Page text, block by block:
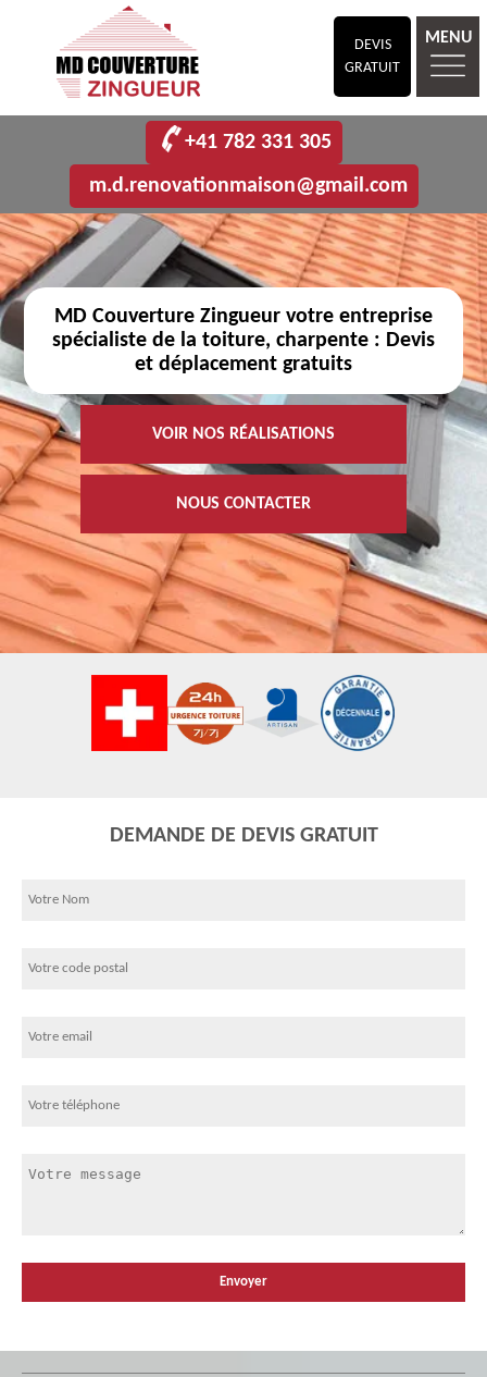
DEVIS
GRATUIT
MENU
+41 782 331 305
m.d.renovationmaison@gmail.com
MD Couverture Zingueur votre entreprise
spécialiste de la toiture, charpente : Devis
et déplacement gratuits
VOIR NOS RÉALISATIONS
NOUS CONTACTER
DEMANDE DE DEVIS GRATUIT